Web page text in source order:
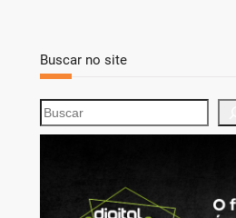
Buscar no site
S
e